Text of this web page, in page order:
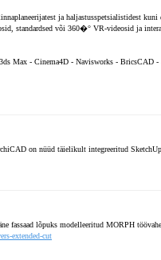
ja haljastusspetsialistidest kuni
standardsed või 360�° VR-videosid ja
Max - Cinema4D - Navisworks - BricsCAD
on nüüd täielikult integreeritud SketchUp
fassaad lõpuks modelleeritud MORPH
extended-cut